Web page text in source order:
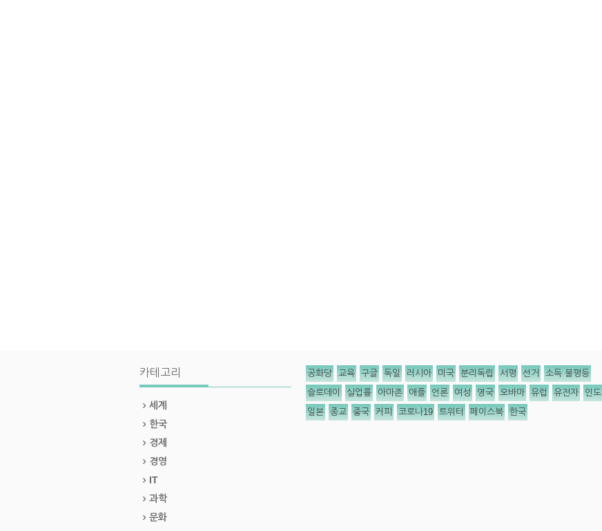
카테고리
세계
한국
경제
경영
IT
과학
문화
공화당 교육 구글 독일 러시아 미국 분리독립 서평 선거 소득 불평등
슬로데이 실업률 아마존 애플 언론 여성 영국 오바마 유럽 유전자 인도
일본 종교 중국 커피 코로나19 트위터 페이스북 한국